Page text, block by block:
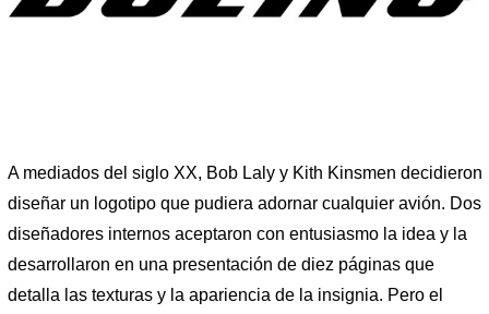
A mediados del siglo XX, Bob Laly y Kith Kinsmen decidieron
diseñar un logotipo que pudiera adornar cualquier avión. Dos
diseñadores internos aceptaron con entusiasmo la idea y la
desarrollaron en una presentación de diez páginas que
detalla las texturas y la apariencia de la insignia. Pero el